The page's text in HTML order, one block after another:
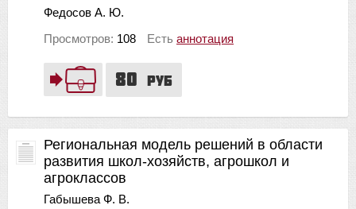
80 руб
Федосов А. Ю.
Просмотров: 108 Есть аннотация
Региональная модель решений в области
развития школ-хозяйств, агрошкол и
агроклассов
Габышева Ф. В.